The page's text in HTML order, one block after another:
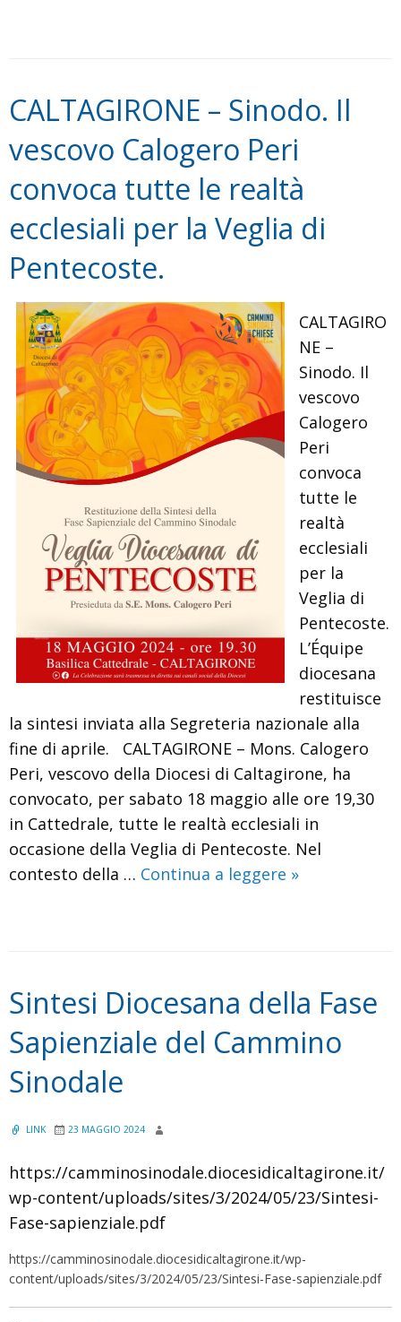
dal
Permanente
della
CEI
CALTAGIRONE – Sinodo. Il
vescovo Calogero Peri
convoca tutte le realtà
ecclesiali per la Veglia di
Pentecoste.
CALTAGIRO
NE –
Sinodo. Il
vescovo
Calogero
Peri
convoca
tutte le
realtà
ecclesiali
per la
Veglia di
Pentecoste.
L’Équipe
diocesana
restituisce
la sintesi inviata alla Segreteria nazionale alla
fine di aprile. CALTAGIRONE – Mons. Calogero
Peri, vescovo della Diocesi di Caltagirone, ha
convocato, per sabato 18 maggio alle ore 19,30
in Cattedrale, tutte le realtà ecclesiali in
occasione della Veglia di Pentecoste. Nel
contesto della … Continua a leggere CALTAGIRONE
Calogero
convoca
per
la
Pentecoste.
»
Sintesi Diocesana della Fase
Sapienziale del Cammino
Sinodale
LINK 23 MAGGIO 2024
https://camminosinodale.diocesidicaltagirone.it/
wp-content/uploads/sites/3/2024/05/23/Sintesi-
Fase-sapienziale.pdf
https://camminosinodale.diocesidicaltagirone.it/wp-
content/uploads/sites/3/2024/05/23/Sintesi-Fase-sapienziale.pdf